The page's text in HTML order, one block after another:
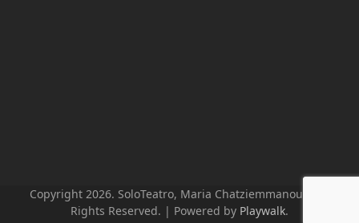
Copyright 2026. SoloTeatro, Maria Chatziemmanouil. All
Rights Reserved. | Powered by Playwalk.